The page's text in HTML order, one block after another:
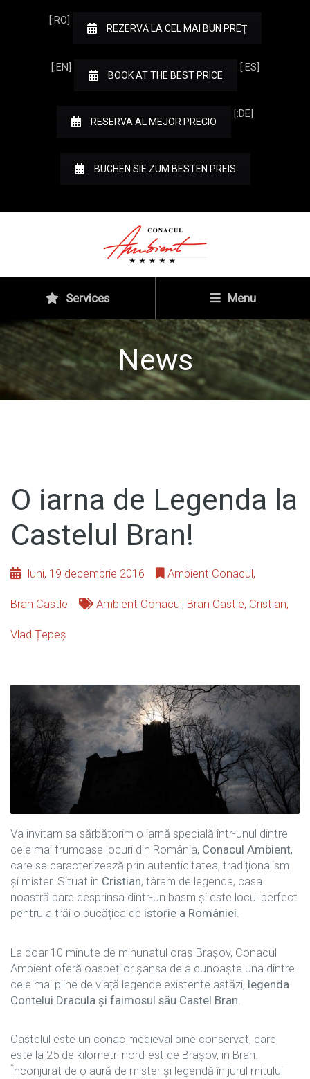
[:RO]
REZERVĂ LA CEL MAI BUN PREŢ
[:EN]
BOOK AT THE BEST PRICE
[:ES]
RESERVA AL MEJOR PRECIO
[:DE]
BUCHEN SIE ZUM BESTEN PREIS
Services Menu
News
O iarna de Legenda la
Castelul Bran!
luni, 19 decembrie 2016 Ambient Conacul,
Bran Castle Ambient Conacul, Bran Castle, Cristian,
Vlad Țepeș
Va invitam sa sărbătorim o iarnă specială într-unul dintre
cele mai frumoase locuri din România, Conacul Ambient,
care se caracterizează prin autenticitatea, tradiționalism
și mister. Situat în Cristian, târam de legenda, casa
noastră pare desprinsa dintr-un basm și este locul perfect
pentru a trăi o bucățica de istorie a României.
La doar 10 minute de minunatul oraș Brașov, Conacul
Ambient oferă oaspeților șansa de a cunoaște una dintre
cele mai pline de viață legende existente astăzi, legenda
Contelui Dracula și faimosul său Castel Bran
Castelul este un conac medieval bine conservat, care
este la 25 de kilometri nord-est de Brașov, in Bran.
Înconjurat de o aură de mister și legendă în jurul mitului